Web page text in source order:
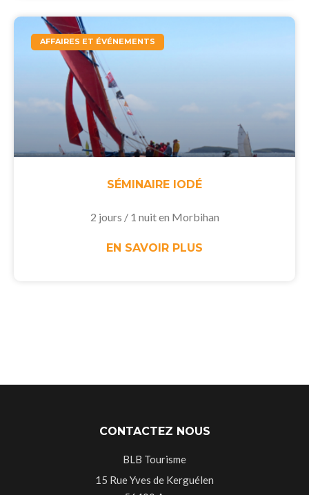
AFFAIRES ET ÉVÉNEMENTS
SÉMINAIRE IODÉ
2 jours / 1 nuit en Morbihan
EN SAVOIR PLUS
CONTACTEZ NOUS
BLB Tourisme
15 Rue Yves de Kerguélen